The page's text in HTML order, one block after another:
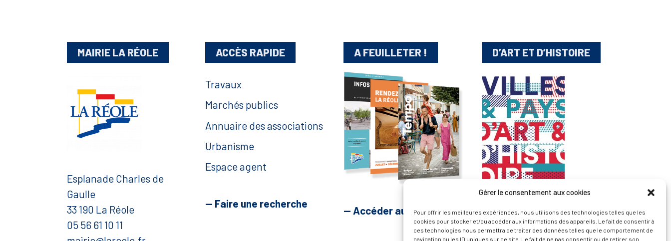
Gérer le consentement aux cookies
Pour offrir les meilleures expériences, nous utilisons des technologies telles que les
cookies pour stocker et/ou accéder aux informations des appareils. Le fait de consentir à
ces technologies nous permettra de traiter des données telles que le comportement de
navigation ou les ID uniques sur ce site. Le fait de ne pas consentir ou de retirer son
MAIRIE LA RÉOLE
Esplanade Charles de
Gaulle
33 190 La Réole
05 56 61 10 11
ACCÈS RAPIDE
Travaux
Marchés publics
Annuaire des associations
Urbanisme
Espace agent
— Faire une recherche
A FEUILLETER !
— Accéder au kiosque
D’ART ET D’HISTOIRE
— Découvrir et visiter